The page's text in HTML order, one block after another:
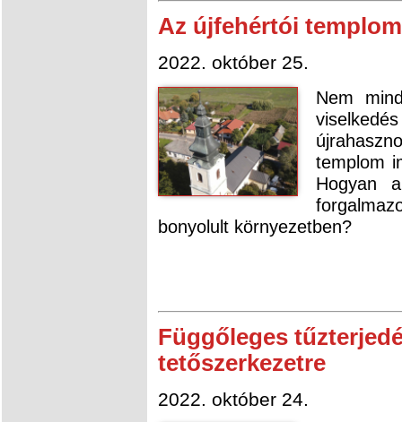
Az újfehértói
2022. október 25.
Nem
templom
Hogyan
bonyolult környezetben?
Függőleges
tetőszerkezetre
2022. október 24.